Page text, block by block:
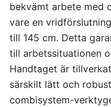
bekvämt arbete med
vare en
till 145 cm. Detta
till arbetssituationen
Handtaget är
särskilt lätt och
combisystem-